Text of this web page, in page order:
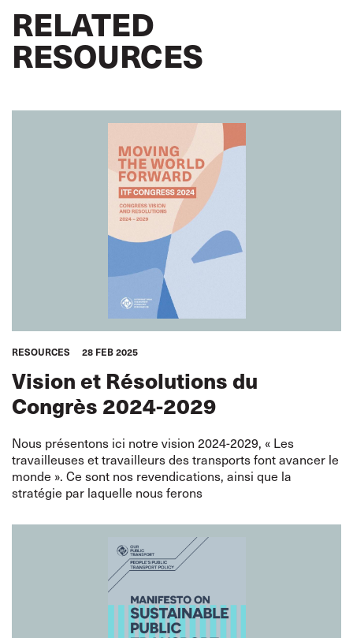
RELATED
RESOURCES
RESOURCES 28 FEB 2025
Vision et Résolutions du
Congrès 2024-2029
Nous présentons ici notre vision 2024-2029, « Les
travailleuses et travailleurs des transports font avancer le
monde ». Ce sont nos revendications, ainsi que la
stratégie par laquelle nous ferons